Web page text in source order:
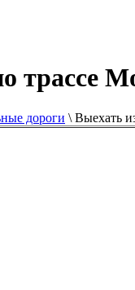
трассе
дороги \ Выехать